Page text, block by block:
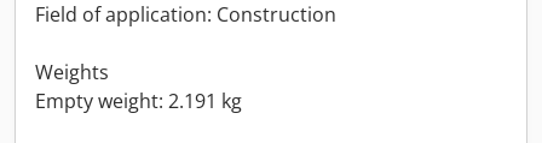
Field of application: Construction
Weights
Empty weight: 2.191 kg